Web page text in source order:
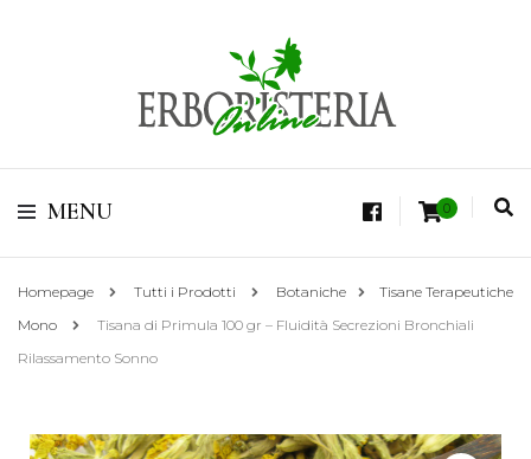
Erboristeria Shop
Online Tisane
Vendita di Botaniche, Erbe e Spezie Officinali, Tisane Terapeutiche Esclusive,
MENU 0
Homepage Tutti i Prodotti Botaniche
Tisane Terapeutiche
Mono
Tisana di Primula 100 gr – Fluidità Secrezioni Bronchiali
Rilassamento Sonno